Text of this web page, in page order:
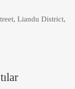
Liandu District,